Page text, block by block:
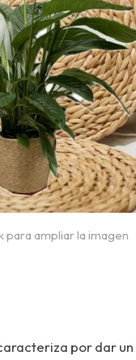
para ampliar la imagen
por dar